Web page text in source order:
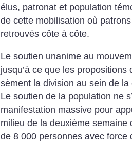
élus, patronat et population
de cette mobilisation où
retrouvés côte à côte.
Le soutien unanime au
jusqu’à ce que les
sèment la division au sein de
Le soutien de la population ne
manifestation massive pour
milieu de la deuxième
de 8 000 personnes avec